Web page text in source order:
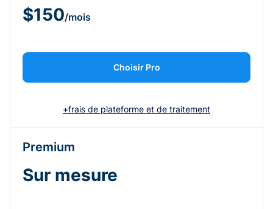
$150/mois
Choisir Pro
+frais de plateforme et de traitement
Premium
Sur mesure